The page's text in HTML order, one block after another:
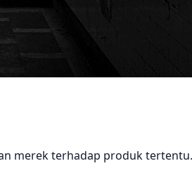
merek terhadap produk